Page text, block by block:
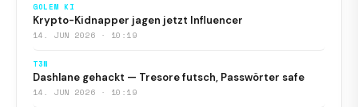
GOLEM KI
Krypto-Kidnapper jagen jetzt Influencer
14. JUN 2026 · 10:19
T3N
Dashlane gehackt — Tresore futsch, Passwörter safe
14. JUN 2026 · 10:19